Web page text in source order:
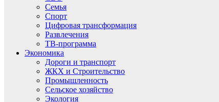
Семья
Спорт
Цифровая трансформация
Развлечения
ТВ-программа
Экономика
Дороги и транспорт
ЖКХ и Строительство
Промышленность
Сельское хозяйство
Экология